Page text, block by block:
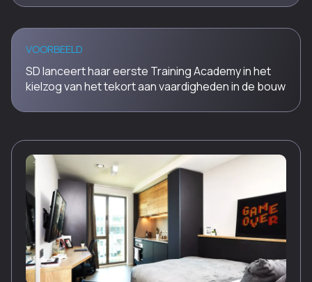
VOORBEELD
SD lanceert haar eerste Training Academy in het
kielzog van het tekort aan vaardigheden in de bouw